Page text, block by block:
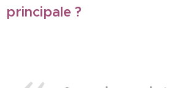
principale ?